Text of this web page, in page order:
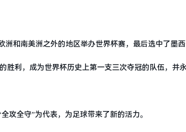
和南美洲之外的地区举办世界杯赛，最后选中了墨西
利，成为世界杯历史上第一支三次夺冠的队伍，并永
攻全守”为代表，为足球带来了新的活力。